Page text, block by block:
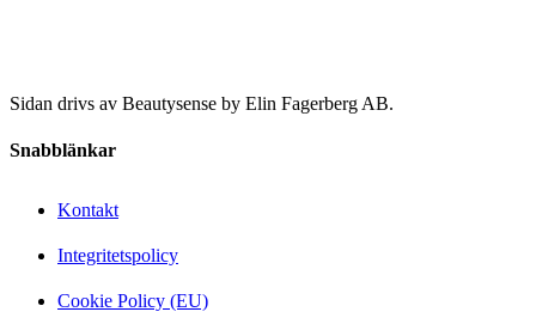
Sidan drivs av Beautysense by Elin Fagerberg AB.
Snabblänkar
Kontakt
Integritetspolicy
Cookie Policy (EU)